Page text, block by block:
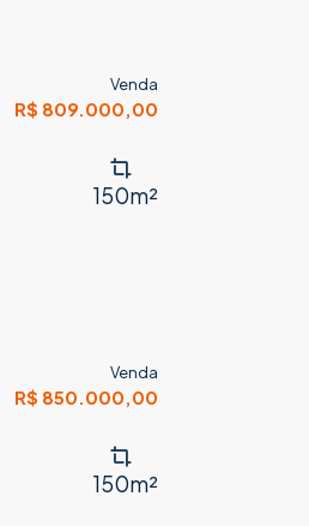
Venda
R$ 809.000,00
150m²
Venda
R$ 850.000,00
150m²